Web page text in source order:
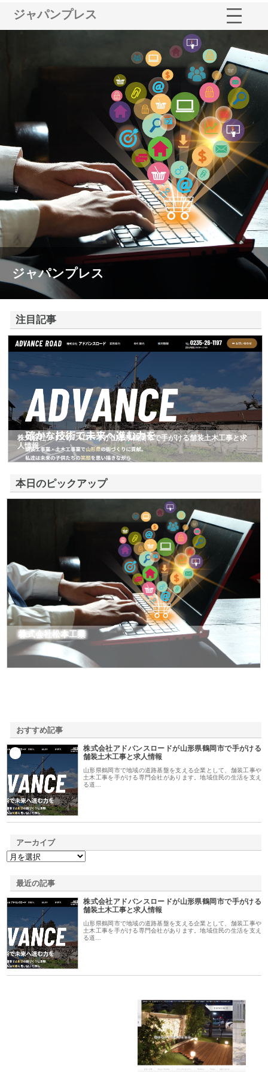
ジャパンプレス
ジャパンプレス
注目記事
株式会社アドバンスロードが山形県鶴岡市で手がける舗装土木工事と求
人情報
本日のピックアップ
株式会社松本工業
おすすめ記事
株式会社アドバンスロードが山形県鶴岡市で手がける
舗装土木工事と求人情報
山形県鶴岡市で地域の道路基盤を支える企業として、舗装工事や
土木工事を手がける専門会社があります。地域住民の生活を支え
る道…
アーカイブ
最近の記事
株式会社アドバンスロードが山形県鶴岡市で手がける
舗装土木工事と求人情報
山形県鶴岡市で地域の道路基盤を支える企業として、舗装工事や
土木工事を手がける専門会社があります。地域住民の生活を支え
る道…